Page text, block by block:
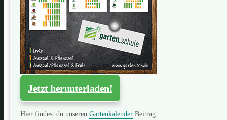
Jetzt herunterladen!
Hier findest du unseren Gartenkalender Beitrag.